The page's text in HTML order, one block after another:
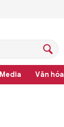
Media Văn hóa